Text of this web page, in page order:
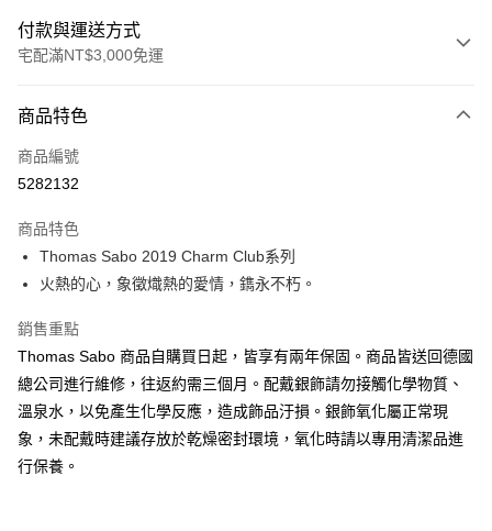
付款與運送方式
宅配滿NT$3,000免運
信用卡一次付款
Apple Pay
悠遊付
ATM付款
黑貓宅急便
每筆NT$100，滿NT$3,000(含以上)免運費
商品特色
商品編號
5282132
商品特色
Thomas Sabo 2019 Charm Club系列
火熱的心，象徵熾熱的愛情，鐫永不朽。
銷售重點
Thomas Sabo 商品自購買日起，皆享有兩年保固。商品皆送回德國
總公司進行維修，往返約需三個月。配戴銀飾請勿接觸化學物質、
溫泉水，以免產生化學反應，造成飾品汙損。銀飾氧化屬正常現
象，未配戴時建議存放於乾燥密封環境，氧化時請以專用清潔品進
行保養。